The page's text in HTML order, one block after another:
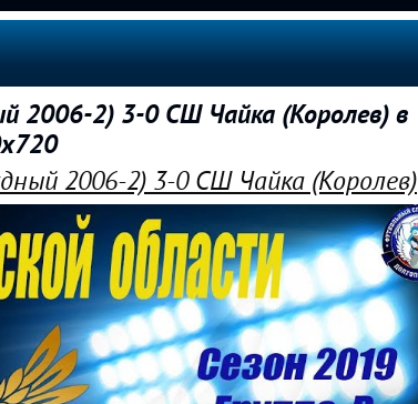
2) 3-0 СШ Чайка (Королев) в
2006-2) 3-0 СШ Чайка (Королев)